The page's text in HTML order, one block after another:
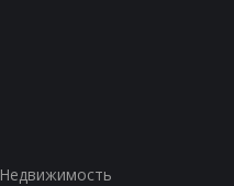
Недвижимость